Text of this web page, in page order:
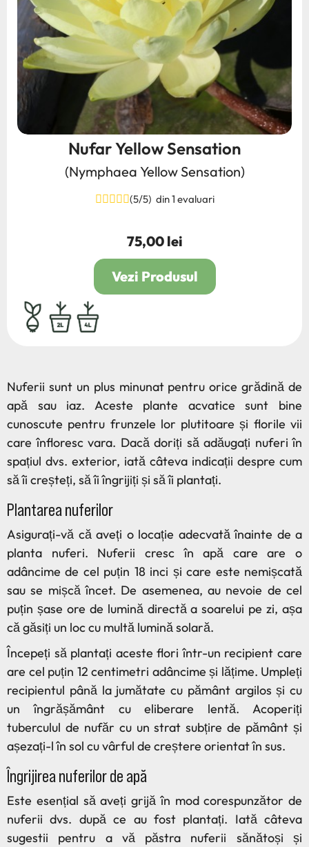
Nufar Yellow Sensation
(Nymphaea Yellow Sensation)
(5/5) din 1 evaluari
Pret
75,00 lei
Vezi Produsul
bulb,rhizom,radacina
2L 4L
Nuferii sunt un plus minunat pentru orice grădină de
apă sau iaz. Aceste plante acvatice sunt bine
cunoscute pentru frunzele lor plutitoare și florile vii
care înfloresc vara. Dacă doriți să adăugați nuferi în
spațiul dvs. exterior, iată câteva indicații despre cum
să îi creșteți, să îi îngrijiți și să îi plantați.
Plantarea nuferilor
Asigurați-vă că aveți o locație adecvată înainte de a
planta nuferi. Nuferii cresc în apă care are o
adâncime de cel puțin 18 inci și care este nemișcată
sau se mișcă încet. De asemenea, au nevoie de cel
puțin șase ore de lumină directă a soarelui pe zi, așa
că găsiți un loc cu multă lumină solară.
Începeți să plantați aceste flori într-un recipient care
are cel puțin 12 centimetri adâncime și lățime. Umpleți
recipientul până la jumătate cu pământ argilos și cu
un îngrășământ cu eliberare lentă. Acoperiți
tuberculul de nufăr cu un strat subțire de pământ și
așezați-l în sol cu vârful de creștere orientat în sus.
Îngrijirea nuferilor de apă
Este esențial să aveți grijă în mod corespunzător de
nuferii dvs. după ce au fost plantați. Iată câteva
sugestii pentru a vă păstra nuferii sănătoși și